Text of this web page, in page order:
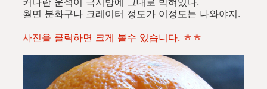
월면 분화구나 크레이터 정도가 이정도는 나와야지.
사진을 클릭하면 크게 볼수 있습니다. ㅎㅎ